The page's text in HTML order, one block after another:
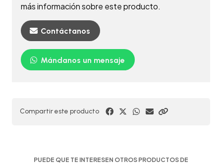
más información sobre este producto.
Contáctanos
Mándanos un mensaje
Compartir este producto
PUEDE QUE TE INTERESEN OTROS PRODUCTOS DE